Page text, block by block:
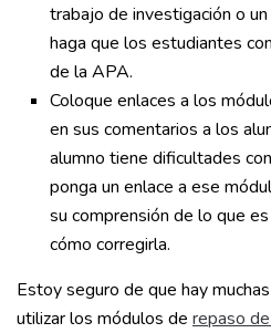
trabajo de investigación o
haga que los estudiantes
de la APA.
Coloque enlaces a los
en sus comentarios a los
alumno tiene dificultades
ponga un enlace a ese
su comprensión de lo que
cómo corregirla.
Estoy seguro de que hay
utilizar los módulos de repaso